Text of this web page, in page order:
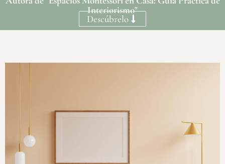
Descúbrelo
Interiorismo"